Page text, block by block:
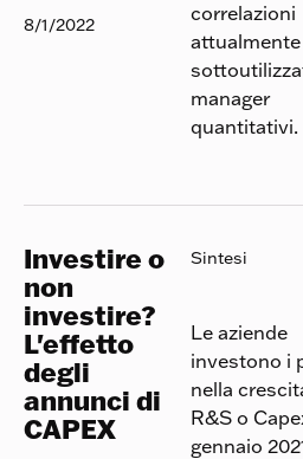
8/1/2022
correlazioni
attualmente
manager
quantitativi.
Investire o
non
investire?
L'effetto
degli
annunci di
CAPEX
Sintesi
Le aziende
investono i
nella
R&S o
gennaio